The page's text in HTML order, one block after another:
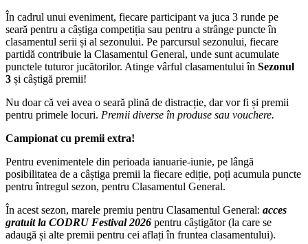
În cadrul unui eveniment, fiecare participant va juca 3 runde pe
seară pentru a câștiga competiția sau pentru a strânge puncte în
clasamentul serii și al sezonului. Pe parcursul sezonului, fiecare
partidă contribuie la Clasamentul General, unde sunt acumulate
punctele tuturor jucătorilor. Atinge vârful clasamentului în Sezonul
3 și câștigă premii!
Nu doar că vei avea o seară plină de distracție, dar vor fi și premii
pentru primele locuri. Premii diverse în produse sau vouchere.
Campionat cu premii extra!
Pentru evenimentele din perioada ianuarie-iunie, pe lângă
posibilitatea de a câștiga premii la fiecare ediție, poți acumula puncte
pentru întregul sezon, pentru Clasamentul General.
În acest sezon, marele premiu pentru Clasamentul General: acces
gratuit la CODRU Festival 2026 pentru câștigător (la care se
adaugă și alte premii pentru cei aflați în fruntea clasamentului).